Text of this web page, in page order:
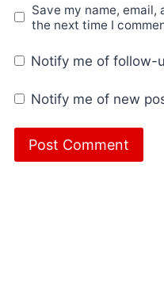
Save my name,
the next time I
Notify me of follow-
Notify me of new